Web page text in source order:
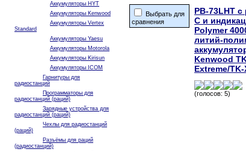
Аккумуляторы HYT
Аккумуляторы Kenwood
Аккумуляторы Vertex
Standard
Аккумуляторы Yaesu
Аккумуляторы Motorola
Аккумуляторы Kirisun
Аккумуляторы ICOM
Гарнитуры для
радиостанций
Программаторы для
радиостанций (раций)
Зарядные устройства для
радиостанций (раций)
Чехлы для радиостанций
(раций)
Разъёмы для раций
(радиостанций)
Выбрать для
сравнения
PB-73LHT
C и
Polymer
литий-
Kenwood
Extreme/TK-
(голосов: 5)